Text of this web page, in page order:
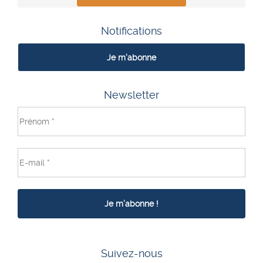
Notifications
Je m'abonne
Newsletter
Suivez-nous